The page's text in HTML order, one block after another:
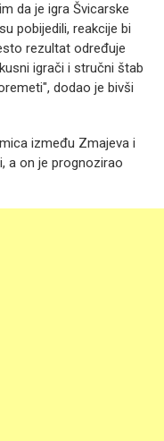
da je igra Švicarske
pobijedili, reakcije bi
rezultat određuje
igrači i stručni štab
dodao je bivši
između Zmajeva i
a on je prognozirao